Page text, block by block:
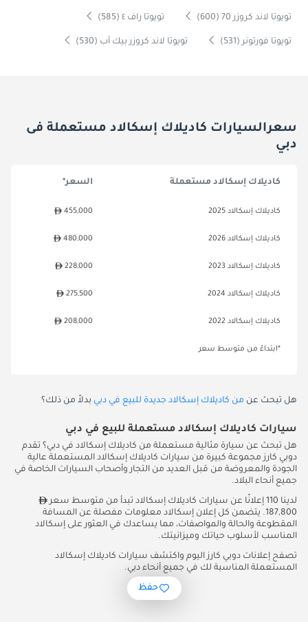
تويوتا لاند كروزر 70 (600) تويوتا راف ٤ (585)
تويوتا فورتونر (531) تويوتا لاند كروزر بيك آب (530)
سعرالسيارات كاديلاك إسكالاد مستعملة فى
دبي
كاديلاك إسكالاد مستعملة السعر*
كاديلاك إسكالاد 2025 455,000
كاديلاك إسكالاد 2026 480,000
كاديلاك إسكالاد 2023 228,000
كاديلاك إسكالاد 2024 275,500
كاديلاك إسكالاد 2022 208,000
*ابتداءً من متوسط سعر
هل تبحث عن من كاديلاك إسكالاد جديدة للبيع في دبي بدلاً من ذلك؟
سيارات كاديلاك إسكالاد مستعملة للبيع في دبي
هل تبحث عن سيارة مثالية مستعملة من كاديلاك إسكالاد في دبي؟ تقدم
دوبي كارز مجموعة كبيرة من سيارات كاديلاك إسكالاد المستعملة عالية
الجودة والمعروضة من قبل العديد من التجار وأصحاب السيارات الخاصة في
جميع أنحاء البلاد.
لدينا 110 إعلانًا عن سيارات كاديلاك إسكالاد تبدأ من متوسط سعر
187,800. يتضمن كل إعلان إسكالاد معلومات مفصلة عن المسافة
المقطوعة والحالة والمواصفات، مما يساعدك في العثور على إسكالاد
المناسب لأسلوب حياتك وميزانيتك.
تصفح إعلانات دوبي كارز اليوم واكتشف سيارات كاديلاك إسكالاد
المستعملة المناسبة لك في جميع أنحاء دبي.
حفظ